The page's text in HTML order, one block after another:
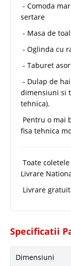
- Comoda
sertare
- Masa de
- Oglinda cu
- Taburet
- Dulap de
dimensiuni si
tehnica).
Pentru o mai
fisa tehnica
Toate
Livrare
Livrare
Specificatii
Dimensiuni